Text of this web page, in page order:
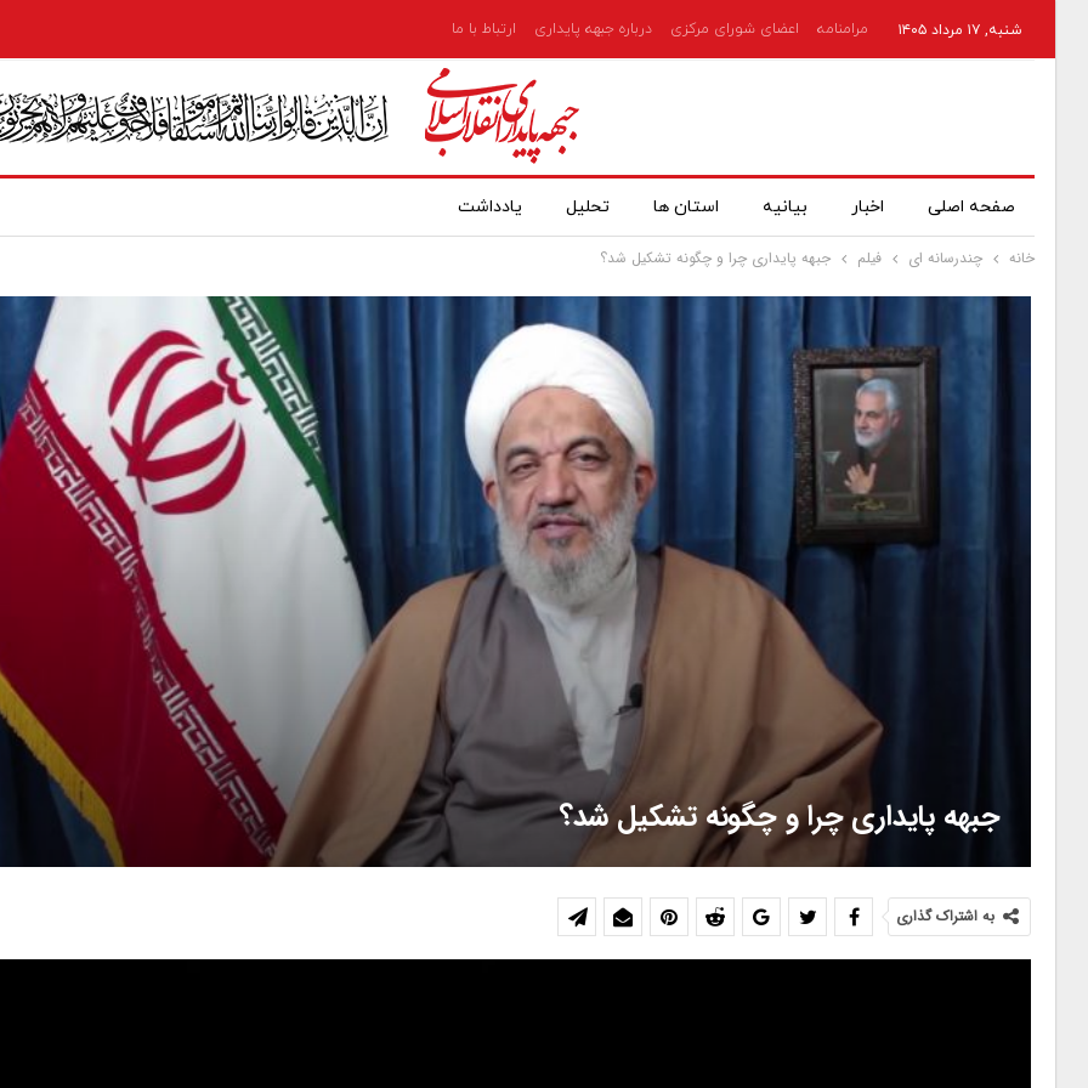
شنبه, ۱۷ مرداد ۱۴۰۵ مرامنامه اعضای شورای مرکزی درباره جبهه پایداری ارتباط با ما
صفحه اصلی اخبار بیانیه استان ها تحلیل یادداشت
خانه چندرسانه ای فیلم جبهه پایداری چرا و چگونه تشکیل شد؟
جبهه پایداری چرا و چگونه تشکیل شد؟
به اشتراک گذاری